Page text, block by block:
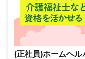
(正社員)ホームヘル